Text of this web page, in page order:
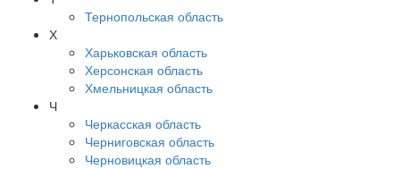
Тернопольская область
Х
Харьковская область
Херсонская область
Хмельницкая область
Ч
Черкасская область
Черниговская область
Черновицкая область